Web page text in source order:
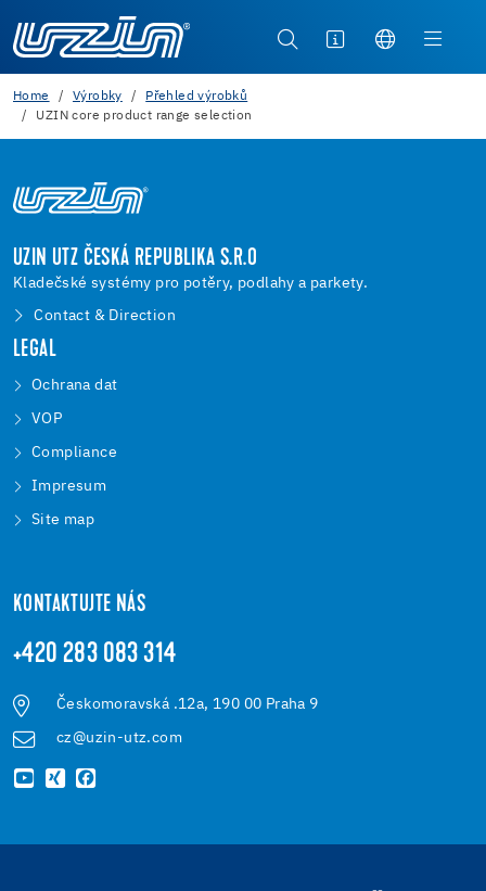
Home Výrobky
Přehled výrobků
UZIN core product range selection
UZIN UTZ ČESKÁ REPUBLIKA S.R.O
Kladečské systémy pro potěry, podlahy a parkety.
Contact & Direction
LEGAL
Ochrana dat
VOP
Compliance
Impresum
Site map
KONTAKTUJTE NÁS
+420 283 083 314
Českomoravská .12a, 190 00 Praha 9
cz@uzin-utz.com